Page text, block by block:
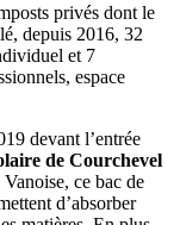
privés dont le
depuis 2016, 32
et 7
espace
devant l’entrée
de Courchevel
ce bac de
d’absorber